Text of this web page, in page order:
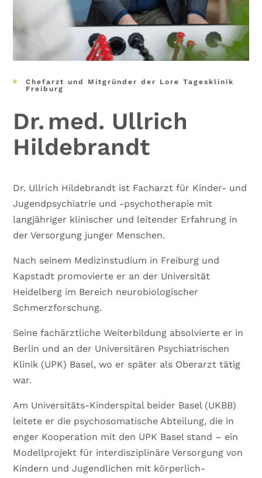

Chefarzt und Mitgründer der Lore Tagesklinik
Freiburg
Dr. med. Ullrich
Hildebrandt
Dr. Ullrich Hildebrandt ist Facharzt für Kinder- und
Jugendpsychiatrie und -psychotherapie mit
langjähriger klinischer und leitender Erfahrung in
der Versorgung junger Menschen.
Nach seinem Medizinstudium in Freiburg und
Kapstadt promovierte er an der Universität
Heidelberg im Bereich neurobiologischer
Schmerzforschung.
Seine fachärztliche Weiterbildung absolvierte er in
Berlin und an der Universitären Psychiatrischen
Klinik (UPK) Basel, wo er später als Oberarzt tätig
war.
Am Universitäts-Kinderspital beider Basel (UKBB)
leitete er die psychosomatische Abteilung, die in
enger Kooperation mit den UPK Basel stand – ein
Modellprojekt für interdisziplinäre Versorgung von
Kindern und Jugendlichen mit körperlich-